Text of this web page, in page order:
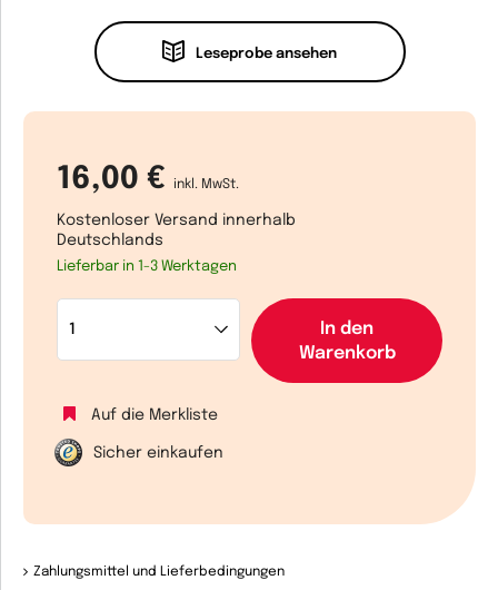
Leseprobe ansehen
16,00 € inkl. MwSt.
Kostenloser Versand innerhalb
Deutschlands
Lieferbar in 1-3 Werktagen
In den
Warenkorb
Auf die Merkliste
Sicher einkaufen
Zahlungsmittel und Lieferbedingungen